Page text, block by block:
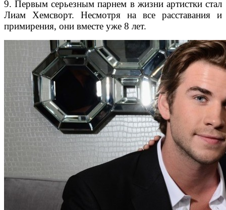
9. Первым серьезным парнем в жизни артистки стал
Лиам Хемсворт. Несмотря на все расставания и
примирения, они вместе уже 8 лет.